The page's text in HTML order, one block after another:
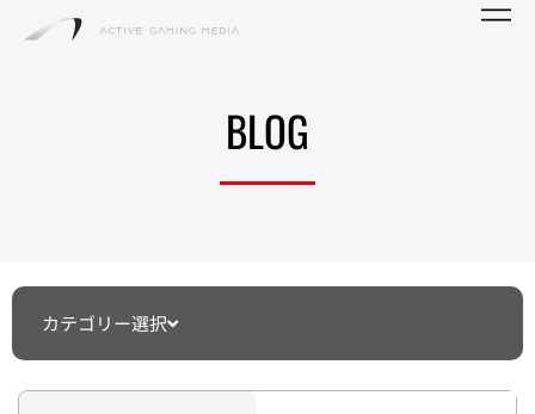
BLOG
カテゴリー選択